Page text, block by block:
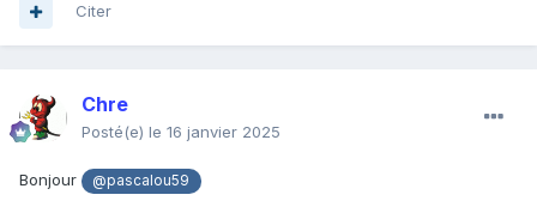
Citer
Chre
Posté(e) le 16 janvier 2025
Bonjour @pascalou59